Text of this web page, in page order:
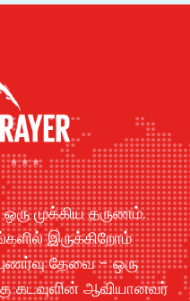
ஒரு முக்கிய தருணம்.
இருக்கிறோம்
தேவை - ஒரு
கடவுளின் ஆவியானவர்